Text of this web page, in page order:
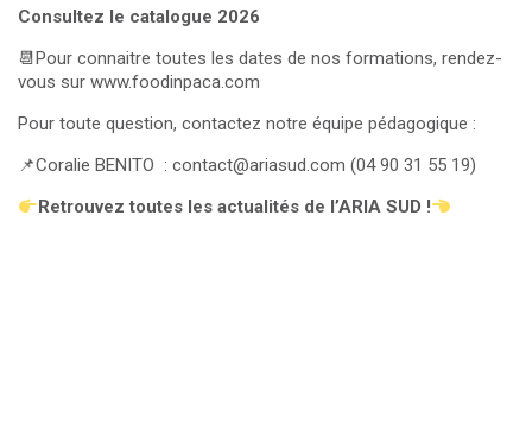
Consultez le catalogue 2026
📆Pour connaitre toutes les dates de nos formations, rendez-
vous sur www.foodinpaca.com
Pour toute question, contactez notre équipe pédagogique :
📌Coralie BENITO : contact@ariasud.com (04 90 31 55 19)
Retrouvez toutes les actualités de l’ARIA SUD !